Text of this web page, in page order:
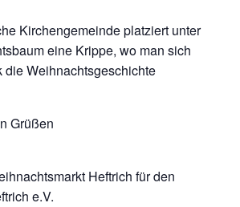
Kirchengemeinde platziert unter
eine Krippe, wo man sich
die Weihnachtsgeschichte
Grüßen
Heftrich für den
e.V.